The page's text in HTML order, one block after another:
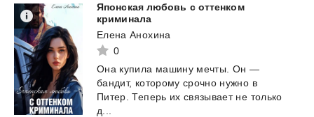
Японская любовь с оттенком
криминала
Елена Анохина
0
Она купила машину мечты. Он —
бандит, которому срочно нужно в
Питер. Теперь их связывает не только
д...